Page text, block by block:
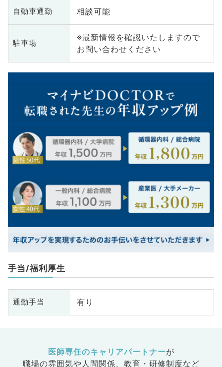
自動車通勤 相談可能
駐車場
※最新情報を確認いたしますので
お問い合わせください
手当/福利厚生
通勤手当 有り
医師専任のキャリアパートナーが
職場の雰囲気や人間関係、 教育・研修制度など